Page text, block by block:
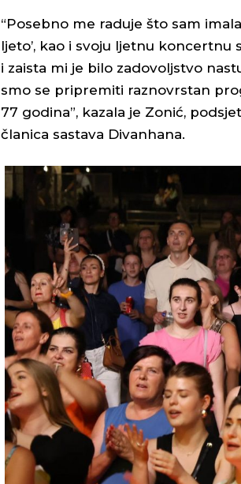
“Posebno me raduje što sam
ljeto’, kao i svoju ljetnu
i zaista mi je bilo zadovoljstvo
smo se pripremiti raznovrstan
77 godina”, kazala je Zonić,
članica sastava Divanhana.